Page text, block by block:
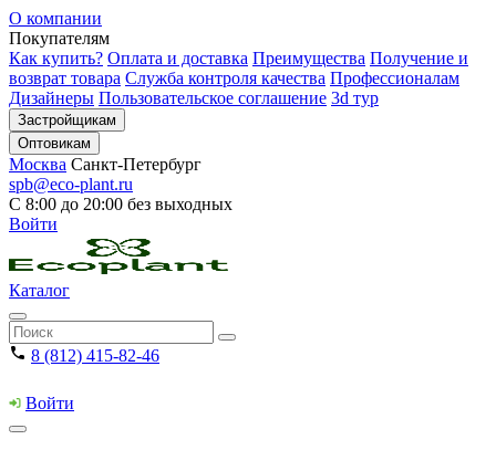
О компании
Покупателям
Как купить? Оплата и доставка Преимущества Получение и
возврат товара Служба контроля качества Профессионалам
Дизайнеры Пользовательское соглашение 3d тур
Застройщикам
Оптовикам
Москва Санкт-Петербург
spb@eco-plant.ru
С 8:00 до 20:00 без выходных
Войти
Каталог
8 (812) 415-82-46
Войти